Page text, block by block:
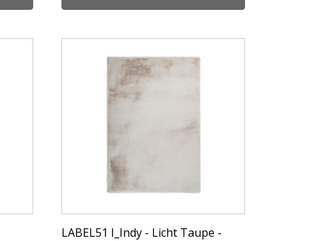
LABEL51 I_Indy - Licht Taupe -